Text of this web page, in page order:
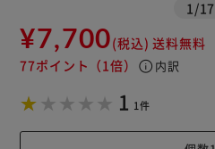
1 /17
¥7,700(税込) 送料無料
77ポイント （1倍） info 内訳
1 1件